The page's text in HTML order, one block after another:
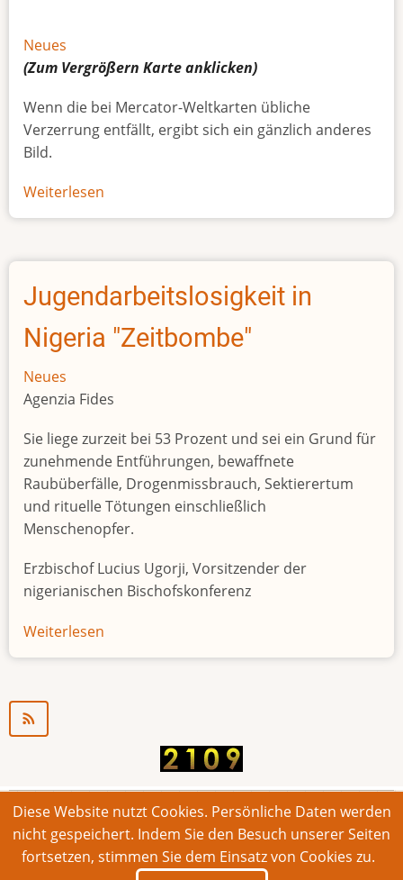
Neues
(Zum Vergrößern Karteanklicken)
Wenn die bei Mercator-Weltkarten übliche
Verzerrung entfällt, ergibt sich ein gänzlich anderes
Bild.
Weiterlesen
Afrikas
Größe
Jugendarbeitslosigkeit in
Nigeria "Zeitbombe"
Neues
Agenzia Fides
Sie liege zurzeit bei 53 Prozent und sei ein Grund für
zunehmende Entführungen, bewaffnete
Raubüberfälle, Drogenmissbrauch, Sektierertum
und rituelle Tötungen einschließlich
Menschenopfer.
Erzbischof Lucius Ugorji, Vorsitzender der
nigerianischen Bischofskonferenz
Weiterlesen
Jugendarbeitslosigkeit
© 2026 Bonner Aufruf. Alle Rechte vorbehalten.
Footer
Impressum Kontakt Intern
Diese Website nutzt Cookies. Persönliche Daten werden
nicht gespeichert. Indem Sie den Besuch unserer Seiten
fortsetzen, stimmen Sie dem Einsatz von Cookies zu.